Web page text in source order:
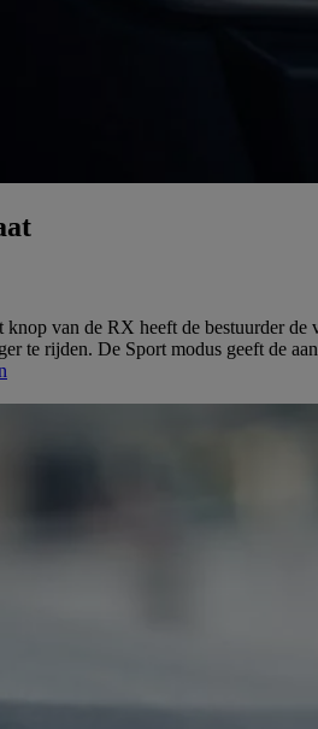
van de RX heeft de bestuurder
te rijden. De Sport modus geeft de